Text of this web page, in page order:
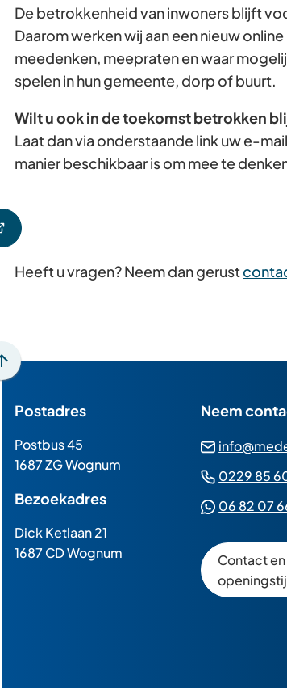
enter-
een
waarde
te
selecteren.
De betrokkenheid van inwoners blijft
Daarom werken wij aan een nieuw
meedenken, meepraten en waar
spelen in hun gemeente, dorp of buurt.
Wilt u ook in de toekomst betrokken
Laat dan via onderstaande link uw e-
manier beschikbaar is om mee te
Heeft u vragen? Neem dan gerust
Scroll
boven
het
begin
van
paginainhoud
Postadres
Postbus 45
1687 ZG Wognum
Bezoekadres
Dick Ketlaan 21
1687 CD Wognum
Neem
0229 85
06 82 07
Contact en